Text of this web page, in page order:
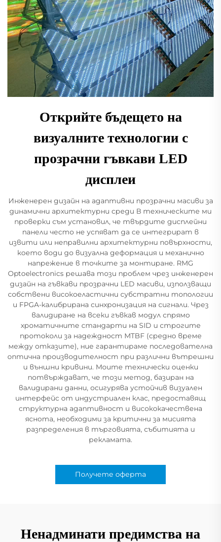
Открийте бъдещето на
визуалните технологии с
прозрачни гъвкави LED
дисплеи
Инженерен дизайн на адаптивни прозрачни масиви за
динамични архитектурни среди В техническите ми
проверки съм установил, че твърдите дисплейни
панели често не успяват да се интегрират в
извити или неправилни архитектурни повърхности,
което води до визуална деформация и механично
напрежение в точките за монтиране. RMG
Optoelectronics решава този проблем чрез инженерен
дизайн на гъвкави прозрачни LED масиви, използващи
собствени високоеластични субстратни топологии
и FPGA-калибрирана синхронизация на сигнали. Чрез
валидиране на всеки гъвкав модул спрямо
хроматичните стандарти на SID и строгите
протоколи за надеждност MTBF (средно време
между отказите), ние гарантираме последователна
оптична производителност при различни вътрешни
и външни кривини. Моите технически оценки
потвърждават, че този метод, базиран на
валидирани данни, осигурява устойчив визуален
интерфейс от индустриален клас, предоставящ
структурна адаптивност и висококачествена
яснота, необходими за критични за мисията
разпределения в търговията, събитията и
рекламата.
Получете оферта
Ненадминати предимства на